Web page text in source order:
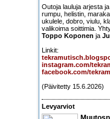
Outoja lauluja arjesta
rumpu, helistin,
ukulele, dobro, viulu,
valikoima soittimia.
Toppo Koponen ja
Linkit:
instagram.com/
facebook.com/
(Päivitetty 15.6.2026)
Levyarviot